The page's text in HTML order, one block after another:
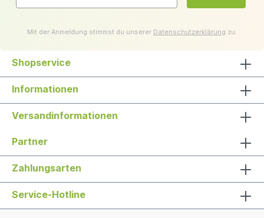
Mit der Anmeldung stimmst du unserer Datenschutzerklärung zu.
Shopservice
Informationen
Versandinformationen
Partner
Zahlungsarten
Service-Hotline